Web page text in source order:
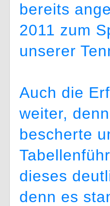
bereits
2011 zum
unserer
Auch die
weiter,
bescherte
dieses
denn es